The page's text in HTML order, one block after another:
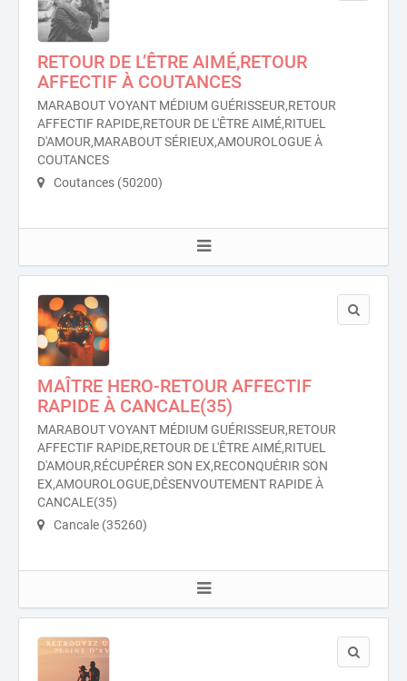
RETOUR DE L’ÊTRE AIMÉ,RETOUR
AFFECTIF À COUTANCES
MARABOUT VOYANT MÉDIUM GUÉRISSEUR,RETOUR
AFFECTIF RAPIDE,RETOUR DE L'ÊTRE AIMÉ,RITUEL
D'AMOUR,MARABOUT SÉRIEUX,AMOUROLOGUE À
COUTANCES
Coutances (50200)
MAÎTRE HERO-RETOUR AFFECTIF
RAPIDE À CANCALE(35)
MARABOUT VOYANT MÉDIUM GUÉRISSEUR,RETOUR
AFFECTIF RAPIDE,RETOUR DE L'ÊTRE AIMÉ,RITUEL
D'AMOUR,RÉCUPÉRER SON EX,RECONQUÉRIR SON
EX,AMOUROLOGUE,DÉSENVOUTEMENT RAPIDE À
CANCALE(35)
Cancale (35260)